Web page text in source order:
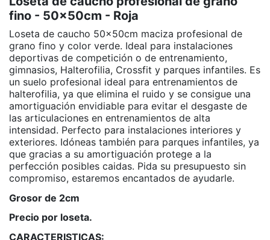
fino - 50x50cm - Roja
Loseta de caucho 50x50cm maciza profesional de
grano fino y color verde. Ideal para instalaciones
deportivas de competición o de entrenamiento,
gimnasios, Halterofilia, Crossfit y parques infantiles. Es
un suelo profesional ideal para entrenamientos de
halterofilia, ya que elimina el ruido y se consigue una
amortiguación envidiable para evitar el desgaste de
las articulaciones en entrenamientos de alta
intensidad. Perfecto para instalaciones interiores y
exteriores. Idóneas también para parques infantiles, ya
que gracias a su amortiguación protege a la
perfección posibles caidas. Pida su presupuesto sin
compromiso, estaremos encantados de ayudarle.
Grosor de 2cm
Precio por loseta.
CARACTERISTICAS: